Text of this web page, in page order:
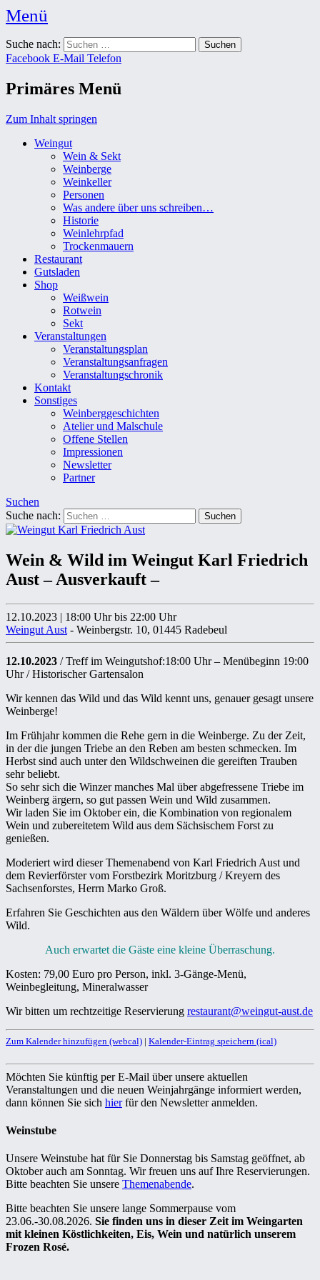
Menü
Weingut Karl Friedrich Aust
Das Weingut im Herzen der Radebeuler Oberlößnitz
Suche nach:
Facebook E-Mail Telefon
Primäres Menü
Zum Inhalt springen
Weingut
Wein & Sekt
Weinberge
Weinkeller
Personen
Was andere über uns schreiben…
Historie
Weinlehrpfad
Trockenmauern
Restaurant
Gutsladen
Shop
Weißwein
Rotwein
Sekt
Veranstaltungen
Veranstaltungsplan
Veranstaltungsanfragen
Veranstaltungschronik
Kontakt
Sonstiges
Weinberggeschichten
Atelier und Malschule
Offene Stellen
Impressionen
Newsletter
Partner
Suchen
Suche nach:
Wein & Wild im Weingut Karl Friedrich
Aust – Ausverkauft –
12.10.2023 | 18:00 Uhr bis 22:00 Uhr
Weingut Aust - Weinbergstr. 10, 01445 Radebeul
12.10.2023 / Treff im Weingutshof:18:00 Uhr – Menübeginn 19:00
Uhr / Historischer Gartensalon
Wir kennen das Wild und das Wild kennt uns, genauer gesagt unsere
Weinberge!
Im Frühjahr kommen die Rehe gern in die Weinberge. Zu der Zeit,
in der die jungen Triebe an den Reben am besten schmecken. Im
Herbst sind auch unter den Wildschweinen die gereiften Trauben
sehr beliebt.
So sehr sich die Winzer manches Mal über abgefressene Triebe im
Weinberg ärgern, so gut passen Wein und Wild zusammen.
Wir laden Sie im Oktober ein, die Kombination von regionalem
Wein und zubereitetem Wild aus dem Sächsischem Forst zu
genießen.
Moderiert wird dieser Themenabend von Karl Friedrich Aust und
dem Revierförster vom Forstbezirk Moritzburg / Kreyern des
Sachsenforstes, Herrn Marko Groß.
Erfahren Sie Geschichten aus den Wäldern über Wölfe und anderes
Wild.
Auch erwartet die Gäste eine kleine Überraschung.
Kosten: 79,00 Euro pro Person, inkl. 3-Gänge-Menü,
Weinbegleitung, Mineralwasser
Wir bitten um rechtzeitige Reservierung restaurant@weingut-aust.de
Zum Kalender hinzufügen (webcal) | Kalender-Eintrag speichern (ical)
Möchten Sie künftig per E-Mail über unsere aktuellen
Veranstaltungen und die neuen Weinjahrgänge informiert werden,
dann können Sie sich hierfür den Newsletter anmelden.
Weinstube
Unsere Weinstube hat für Sie Donnerstag bis Samstag geöffnet, ab
Oktober auch am Sonntag. Wir freuen uns auf Ihre Reservierungen.
Bitte beachten Sie unsere Themenabende.
Bitte beachten Sie unsere lange Sommerpause vom
23.06.-30.08.2026. Sie finden uns in dieser Zeit im Weingarten
mit kleinen Köstlichkeiten, Eis, Wein und natürlich unserem
Frozen Rosé.